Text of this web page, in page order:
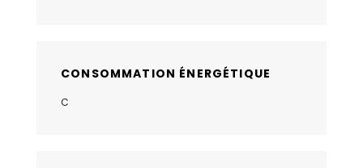
CONSOMMATION ÉNERGÉTIQUE
C